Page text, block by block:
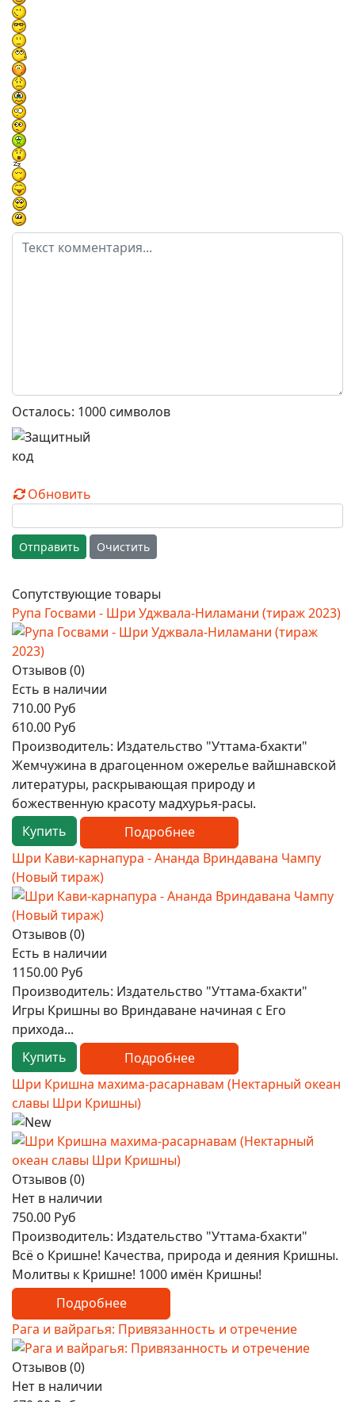
Осталось: 1000 символов
Обновить
Отправить Очистить
Сопутствующие товары
Рупа Госвами - Шри Уджвала-Ниламани (тираж 2023)
Отзывов (0)
Есть в наличии
710.00 Руб
610.00 Руб
Производитель: Издательство "Уттама-бхакти"
Жемчужина в драгоценном ожерелье вайшнавской
литературы, раскрывающая природу и
божественную красоту мадхурья-расы.
Купить
Подробнее
Шри Кави-карнапура - Ананда Вриндавана Чампу
(Новый тираж)
Отзывов (0)
Есть в наличии
1150.00 Руб
Производитель: Издательство "Уттама-бхакти"
Игры Кришны во Вриндаване начиная с Его
прихода...
Купить
Подробнее
Шри Кришна махима-расарнавам (Нектарный океан
славы Шри Кришны)
Отзывов (0)
Нет в наличии
750.00 Руб
Производитель: Издательство "Уттама-бхакти"
Всё о Кришне! Качества, природа и деяния Кришны.
Молитвы к Кришне! 1000 имён Кришны!
Подробнее
Рага и вайрагья: Привязанность и отречение
Отзывов (0)
Нет в наличии